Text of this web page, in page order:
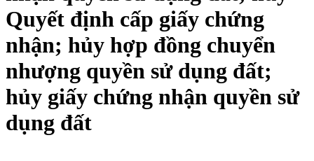
Quyết định cấp giấy chứng
nhận; hủy hợp đồng chuyển
nhượng quyền sử dụng đất;
hủy giấy chứng nhận quyền sử
dụng đất